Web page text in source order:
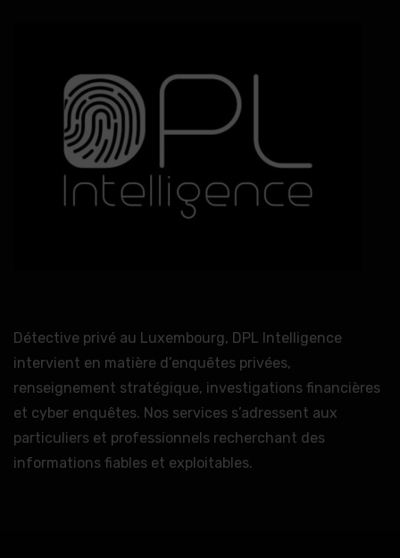
Détective privé au Luxembourg, DPL Intelligence
intervient en matière d’enquêtes privées,
renseignement stratégique, investigations financières
et cyber enquêtes. Nos services s’adressent aux
particuliers et professionnels recherchant des
informations fiables et exploitables.